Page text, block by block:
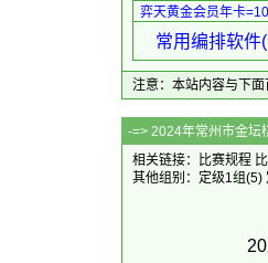
弈天黄金会员年卡
常用编排软件
注意：本站内容与下
-=> 2024年常
相关链接：
比赛规程
其他组别： 定级1组(5)